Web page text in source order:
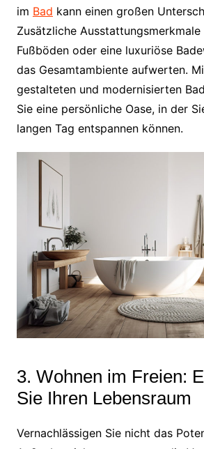
im Bad kann einen großen
Zusätzliche
Fußböden oder eine luxuriöse
das Gesamtambiente aufwerten.
gestalteten und modernisierten
Sie eine persönliche Oase, in der
langen Tag entspannen können.
3. Wohnen im Freien:
Sie Ihren Lebensraum
Vernachlässigen Sie nicht das